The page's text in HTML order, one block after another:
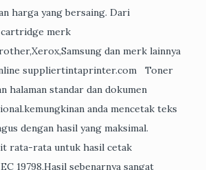
harga yang bersaing. Dari
merk
dan merk lainnya
suppliertintaprinter.com Toner
halaman standar dan dokumen
anda mencetak teks
dengan hasil yang maksimal.
rata-rata untuk hasil cetak
19798,Hasil sebenarnya sangat